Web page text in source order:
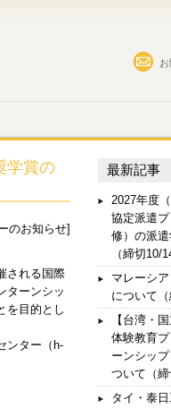
学賞の
のお知らせ]
される国際
ターンシッ
を目的とし
ンター（h-
最新記事
2027年度
協定派遣
修）の派
（締切10/
マレーシ
について（
【台湾・
体験教育
ーンシッ
ついて（締
タイ・泰